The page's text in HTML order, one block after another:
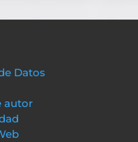
Datos
autor